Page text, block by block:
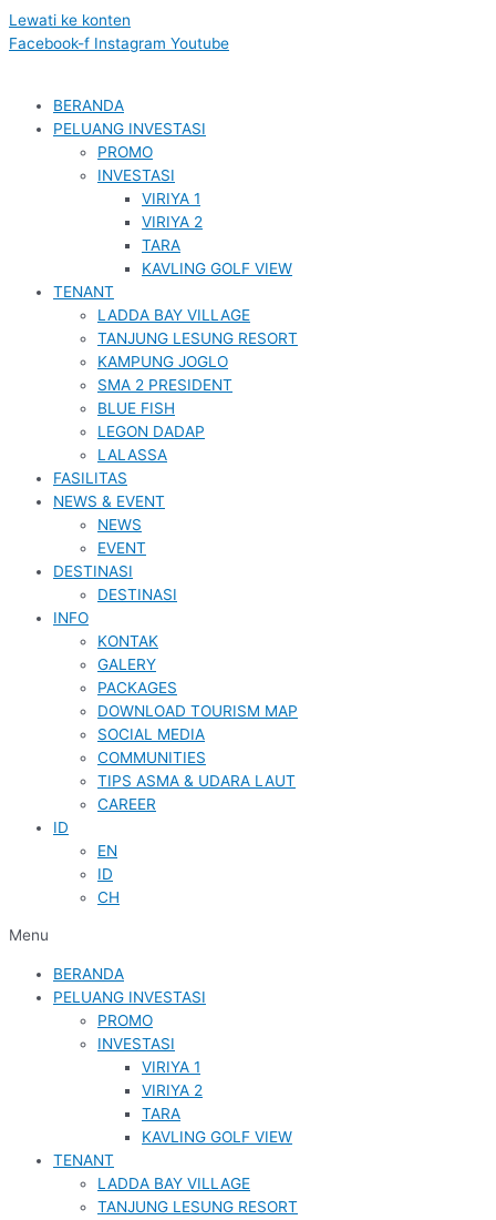
Lewati ke konten
Facebook-f Instagram Youtube
BERANDA
PELUANG INVESTASI
PROMO
INVESTASI
VIRIYA 1
VIRIYA 2
TARA
KAVLING GOLF VIEW
TENANT
LADDA BAY VILLAGE
TANJUNG LESUNG RESORT
KAMPUNG JOGLO
SMA 2 PRESIDENT
BLUE FISH
LEGON DADAP
LALASSA
FASILITAS
NEWS & EVENT
NEWS
EVENT
DESTINASI
DESTINASI
INFO
KONTAK
GALERY
PACKAGES
DOWNLOAD TOURISM MAP
SOCIAL MEDIA
COMMUNITIES
TIPS ASMA & UDARA LAUT
CAREER
ID
EN
ID
CH
Menu
BERANDA
PELUANG INVESTASI
PROMO
INVESTASI
VIRIYA 1
VIRIYA 2
TARA
KAVLING GOLF VIEW
TENANT
LADDA BAY VILLAGE
TANJUNG LESUNG RESORT